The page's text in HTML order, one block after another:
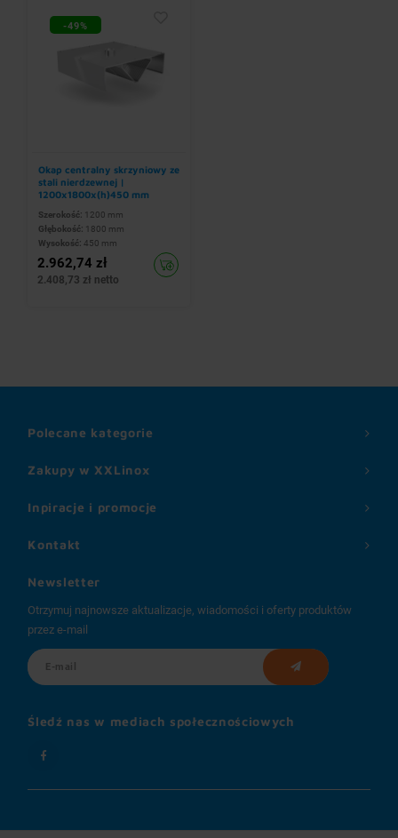
-49%
Okap centralny skrzyniowy ze
stali nierdzewnej |
1200x1800x(h)450 mm
Szerokość: 1200 mm
Głębokość: 1800 mm
Wysokość: 450 mm
2.962,74 zł
2.408,73 zł netto
Zakupy w XXLinox
Inpiracje i promocje
Polecane kategorie
Kontakt
Newsletter
Otrzymuj najnowsze aktualizacje, wiadomości i oferty produktów
przez e-mail
Śledź nas w mediach społecznościowych